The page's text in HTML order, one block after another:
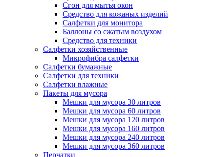
Сгон для мытья окон
Средство для кожаных изделий
Салфетки для монитора
Баллоны со сжатым воздухом
Средство для техники
Салфетки хозяйственные
Микрофибра салфетки
Салфетки бумажные
Салфетки для техники
Салфетки влажные
Пакеты для мусора
Мешки для мусора 30 литров
Мешки для мусора 60 литров
Мешки для мусора 120 литров
Мешки для мусора 160 литров
Мешки для мусора 240 литров
Мешки для мусора 360 литров
Перчатки